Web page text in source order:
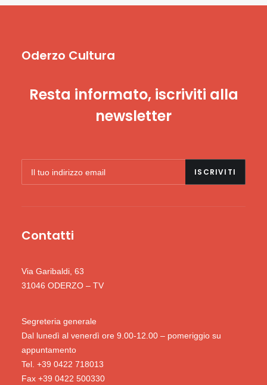
Oderzo Cultura
Resta informato, iscriviti alla
newsletter
Contatti
Via Garibaldi, 63
31046 ODERZO – TV
Segreteria generale
Dal lunedì al venerdì ore 9.00-12.00 – pomeriggio su
appuntamento
Tel. +39 0422 718013
Fax +39 0422 500330